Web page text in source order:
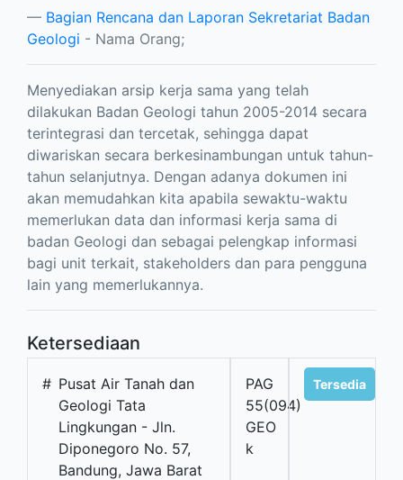
Bagian Rencana dan Laporan Sekretariat Badan
Geologi - Nama Orang;
Menyediakan arsip kerja sama yang telah
dilakukan Badan Geologi tahun 2005-2014 secara
terintegrasi dan tercetak, sehingga dapat
diwariskan secara berkesinambungan untuk tahun-
tahun selanjutnya. Dengan adanya dokumen ini
akan memudahkan kita apabila sewaktu-waktu
memerlukan data dan informasi kerja sama di
badan Geologi dan sebagai pelengkap informasi
bagi unit terkait, stakeholders dan para pengguna
lain yang memerlukannya.
Ketersediaan
# Pusat Air Tanah dan
Geologi Tata
Lingkungan - Jln.
Diponegoro No. 57,
Bandung, Jawa Barat
PAG
55(094)
GEO
k
Tersedia